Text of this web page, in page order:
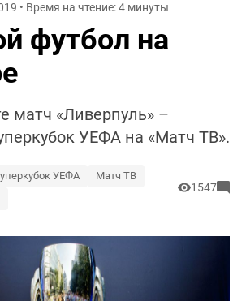
• Время на чтение: 4 минуты
футбол на
матч «Ливерпуль» –
УЕФА на «Матч ТВ».
УЕФА
Матч ТВ
1547